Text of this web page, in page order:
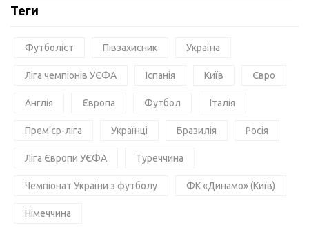
Теги
Футболіст Півзахисник Україна
Ліга чемпіонів УЄФА Іспанія Київ Євро
Англія Європа Футбол Італія
Прем'єр-ліга Українці Бразилія Росія
Ліга Європи УЄФА Туреччина
Чемпіонат України з футболу ФК «Динамо» (Київ)
Німеччина